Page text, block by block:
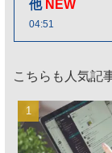
他 NEW
04:51
こちらも人気記